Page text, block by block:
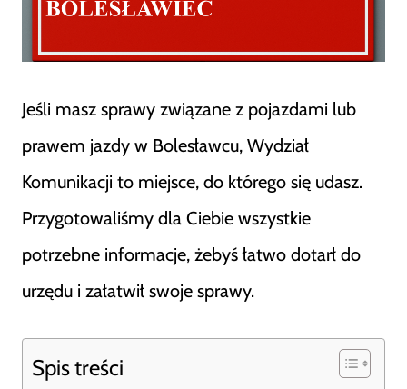
Jeśli masz sprawy związane z pojazdami lub
prawem jazdy w Bolesławcu, Wydział
Komunikacji to miejsce, do którego się udasz.
Przygotowaliśmy dla Ciebie wszystkie
potrzebne informacje, żebyś łatwo dotarł do
urzędu i załatwił swoje sprawy.
Spis treści